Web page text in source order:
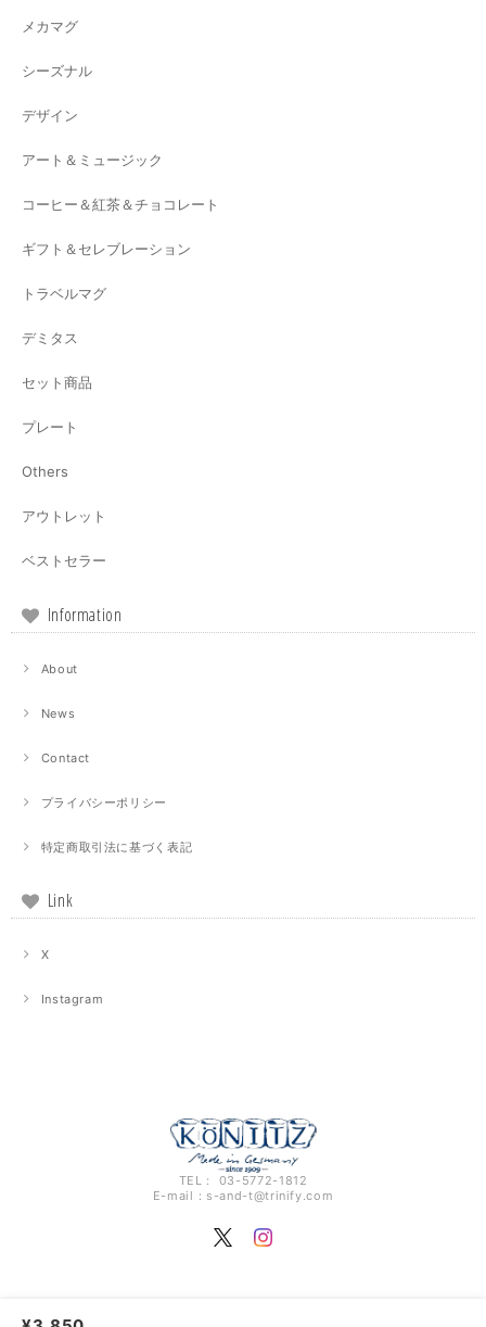
メカマグ
シーズナル
デザイン
アート＆ミュージック
コーヒー＆紅茶＆チョコレート
ギフト＆セレブレーション
トラベルマグ
デミタス
セット商品
プレート
Others
アウトレット
ベストセラー
Information
About
News
Contact
プライバシーポリシー
特定商取引法に基づく表記
Link
X
Instagram
TEL： 03-5772-1812
E-mail： s-and-t@trinify.com